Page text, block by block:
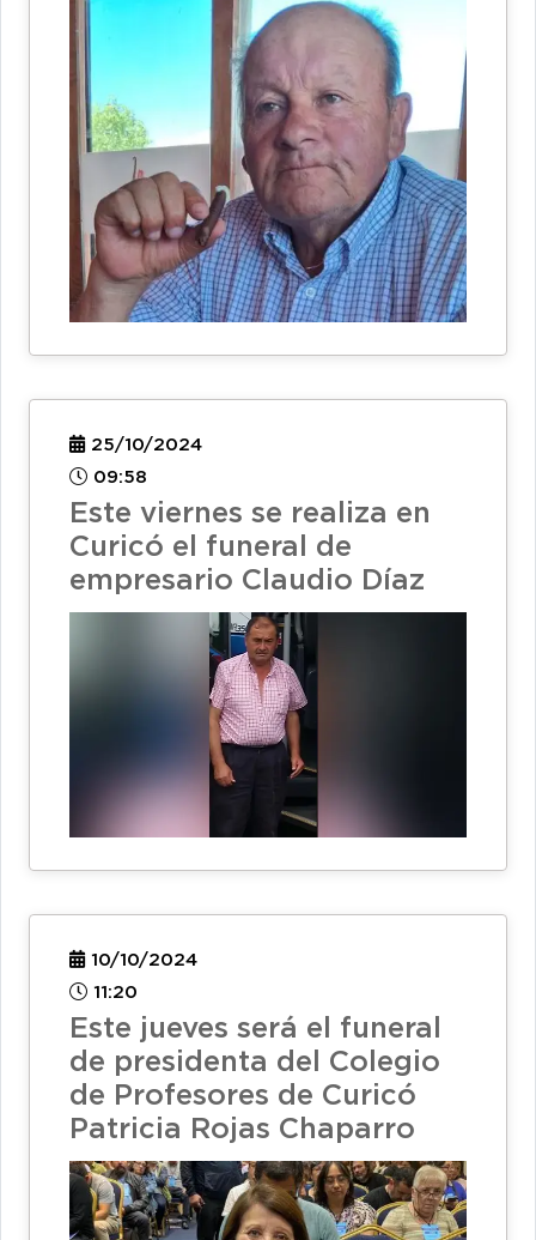
25/10/2024
09:58
Este viernes se realiza en
Curicó el funeral de
empresario Claudio Díaz
10/10/2024
11:20
Este jueves será el funeral
de presidenta del Colegio
de Profesores de Curicó
Patricia Rojas Chaparro